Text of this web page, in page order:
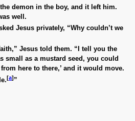
demon in the boy, and it left him.
well.
Jesus privately, “Why couldn’t we
Jesus told them. “I tell you the
small as a mustard seed, you could
here to there,’ and it would move.
[a]”